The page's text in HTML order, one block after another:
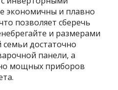
экономичны и плавно
позволяет сберечь
и размерами
достаточно
панели, а
мощных приборов